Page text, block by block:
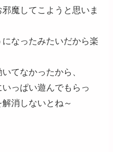
魔してこようと思いま
なったみたいだから楽
てなかったから、
っぱい遊んでもらっ
消しないとね～